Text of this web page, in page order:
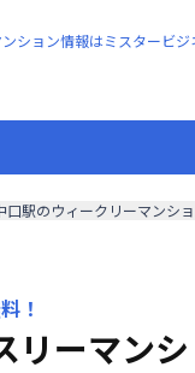
ション情報はミスタービジ
口駅のウィークリーマンシ
！
リーマン